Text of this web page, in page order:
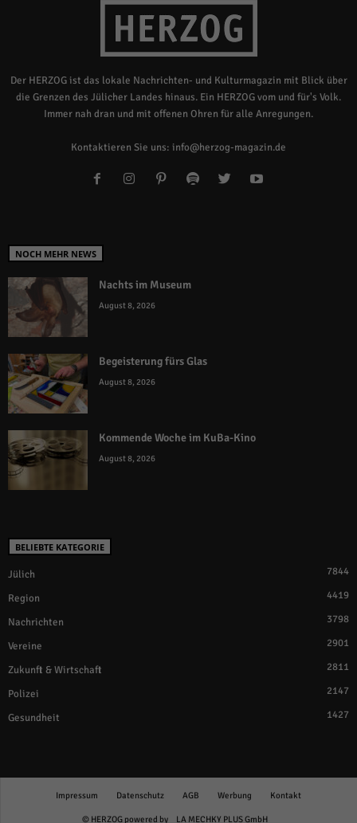
Der HERZOG ist das lokale Nachrichten- und Kulturmagazin mit Blick über
die Grenzen des Jülicher Landes hinaus. Ein HERZOG vom und für's Volk.
Immer nah dran und mit offenen Ohren für alle Anregungen.
Kontaktieren Sie uns: info@herzog-magazin.de
NOCH MEHR NEWS
Nachts im Museum
August 8, 2026
Begeisterung fürs Glas
August 8, 2026
Kommende Woche im KuBa-Kino
August 8, 2026
BELIEBTE KATEGORIE
Jülich 7844
Region 4419
Nachrichten 3798
Vereine 2901
Zukunft & Wirtschaft 2811
Polizei 2147
Gesundheit 1427
Impressum Datenschutz AGB Werbung Kontakt
© HERZOG powered by LA MECHKY PLUS GmbH